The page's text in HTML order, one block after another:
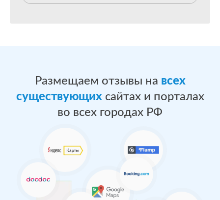
Размещаем отзывы на всех
существующихсайтах и порталах
во всех городах РФ